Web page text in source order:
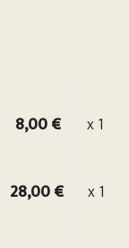
8,00 € x 1
28,00 € x 1